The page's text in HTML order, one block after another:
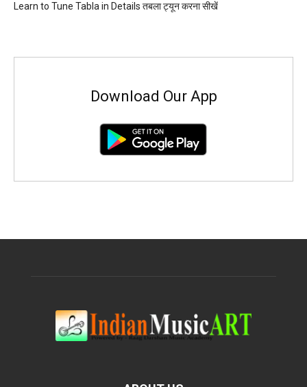
Learn to Tune Tabla in Details तबला ट्यून करना सीखें
Download Our App